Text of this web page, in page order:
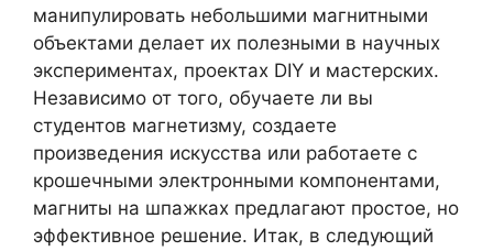
манипулировать небольшими магнитными
объектами делает их полезными в научных
экспериментах, проектах DIY и мастерских.
Независимо от того, обучаете ли вы
студентов магнетизму, создаете
произведения искусства или работаете с
крошечными электронными компонентами,
магниты на шпажках предлагают простое, но
эффективное решение. Итак, в следующий